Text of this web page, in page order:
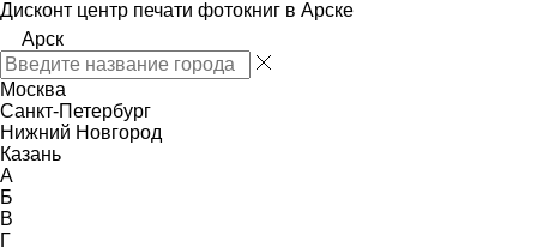
Дисконт центр печати фотокниг в Арске
Арск
Москва
Санкт-Петербург
Нижний Новгород
Казань
А
Б
В
Г